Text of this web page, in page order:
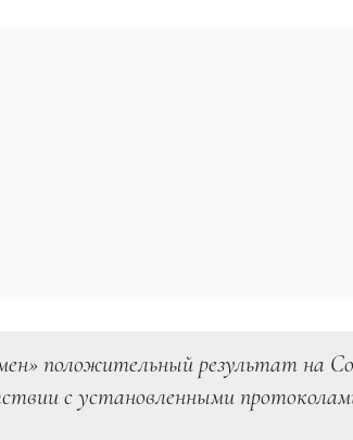
положительный результат на
с установленными